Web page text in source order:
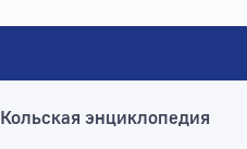
Кольская энциклопедия